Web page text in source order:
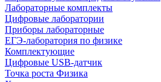
Лабораторные комплекты
Цифровые лаборатории
Приборы лабораторные
ЕГЭ-лаборатория по физике
Комплектующие
Цифровые USB-датчик
Точка роста Физика